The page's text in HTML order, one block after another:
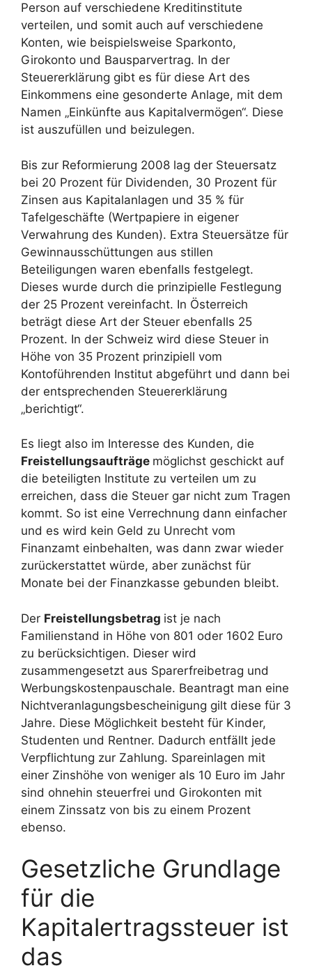
Person auf verschiedene Kreditinstitute
verteilen, und somit auch auf verschiedene
Konten, wie beispielsweise Sparkonto,
Girokonto und Bausparvertrag. In der
Steuererklärung gibt es für diese Art des
Einkommens eine gesonderte Anlage, mit dem
Namen „Einkünfte aus Kapitalvermögen“. Diese
ist auszufüllen und beizulegen.
Bis zur Reformierung 2008 lag der Steuersatz
bei 20 Prozent für Dividenden, 30 Prozent für
Zinsen aus Kapitalanlagen und 35 % für
Tafelgeschäfte (Wertpapiere in eigener
Verwahrung des Kunden). Extra Steuersätze für
Gewinnausschüttungen aus stillen
Beteiligungen waren ebenfalls festgelegt.
Dieses wurde durch die prinzipielle Festlegung
der 25 Prozent vereinfacht. In Österreich
beträgt diese Art der Steuer ebenfalls 25
Prozent. In der Schweiz wird diese Steuer in
Höhe von 35 Prozent prinzipiell vom
Kontoführenden Institut abgeführt und dann bei
der entsprechenden Steuererklärung
„berichtigt“.
Es liegt also im Interesse des Kunden, die
Freistellungsaufträge möglichst geschickt auf
die beteiligten Institute zu verteilen um zu
erreichen, dass die Steuer gar nicht zum Tragen
kommt. So ist eine Verrechnung dann einfacher
und es wird kein Geld zu Unrecht vom
Finanzamt einbehalten, was dann zwar wieder
zurückerstattet würde, aber zunächst für
Monate bei der Finanzkasse gebunden bleibt.
Der Freistellungsbetrag ist je nach
Familienstand in Höhe von 801 oder 1602 Euro
zu berücksichtigen. Dieser wird
zusammengesetzt aus Sparerfreibetrag und
Werbungskostenpauschale. Beantragt man eine
Nichtveranlagungsbescheinigung gilt diese für 3
Jahre. Diese Möglichkeit besteht für Kinder,
Studenten und Rentner. Dadurch entfällt jede
Verpflichtung zur Zahlung. Spareinlagen mit
einer Zinshöhe von weniger als 10 Euro im Jahr
sind ohnehin steuerfrei und Girokonten mit
einem Zinssatz von bis zu einem Prozent
ebenso.
Gesetzliche Grundlage
für die
Kapitalertragssteuer ist
das